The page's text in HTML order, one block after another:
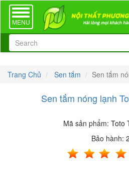
TOGGLE
NAVIGATION
MENU
Trang Chủ Sen tắm Sen tắm
Sen tắm nóng lạnh
Mã sản phẩm: Toto
Bảo hành: